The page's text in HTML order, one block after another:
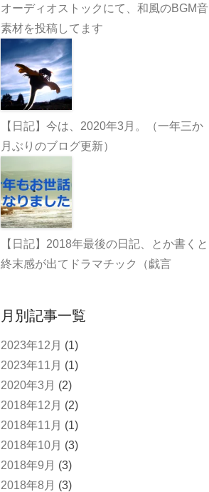
オーディオストックにて、和風のBGM音
素材を投稿してます
【日記】今は、2020年3月。（一年三か
月ぶりのブログ更新）
【日記】2018年最後の日記、とか書くと
終末感が出てドラマチック（戯言
月別記事一覧
2023年12月 (1)
2023年11月 (1)
2020年3月 (2)
2018年12月 (2)
2018年11月 (1)
2018年10月 (3)
2018年9月 (3)
2018年8月 (3)